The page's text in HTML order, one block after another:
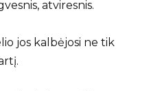
atviresnis.
jos kalbėjosi ne tik